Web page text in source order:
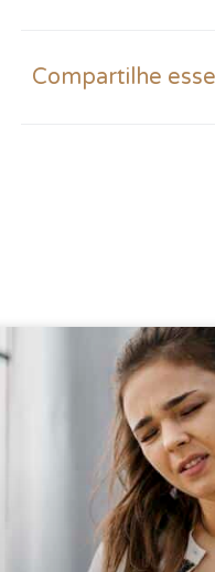
Compartilhe